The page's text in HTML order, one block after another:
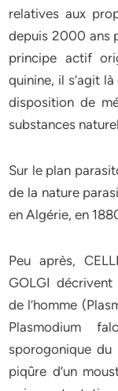
relatives aux
depuis 2000 ans
principe actif
quinine, il s’agit
disposition de
substances
Sur le plan
de la nature
en Algérie, en
Peu après,
GOLGI décrivent
de l’homme
Plasmodium
sporogonique
piqûre d’un